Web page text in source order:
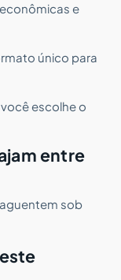
e
único para
escolhe o
entre
sob